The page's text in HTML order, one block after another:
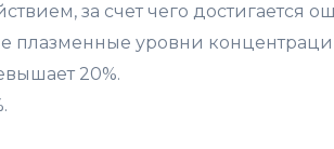
за счет чего достигается
уровни концентраций
20%.